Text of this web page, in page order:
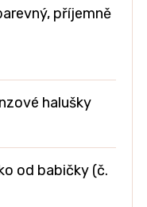
příjemně
halušky
od babičky (č.